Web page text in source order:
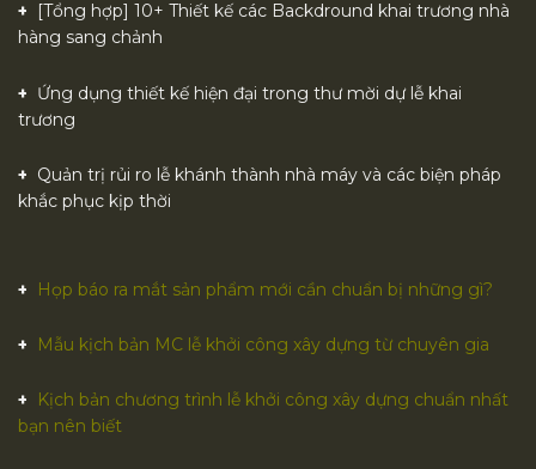
[Tổng hợp] 10+ Thiết kế các Backdround khai trương nhà
hàng sang chảnh
Ứng dụng thiết kế hiện đại trong thư mời dự lễ khai
trương
Quản trị rủi ro lễ khánh thành nhà máy và các biện pháp
khắc phục kịp thời
Họp báo ra mắt sản phẩm mới cần chuẩn bị những gì?
Mẫu kịch bản MC lễ khởi công xây dựng từ chuyên gia
Kịch bản chương trình lễ khởi công xây dựng chuẩn nhất
bạn nên biết